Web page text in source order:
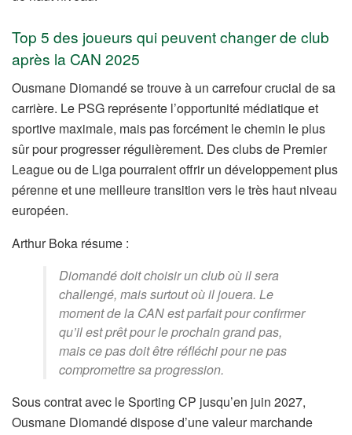
Top 5 des joueurs qui peuvent changer de club
après la CAN 2025
Ousmane Diomandé se trouve à un carrefour crucial de sa
carrière. Le PSG représente l’opportunité médiatique et
sportive maximale, mais pas forcément le chemin le plus
sûr pour progresser régulièrement. Des clubs de Premier
League ou de Liga pourraient offrir un développement plus
pérenne et une meilleure transition vers le très haut niveau
européen.
Arthur Boka résume :
Diomandé doit choisir un club où il sera
challengé, mais surtout où il jouera. Le
moment de la CAN est parfait pour confirmer
qu’il est prêt pour le prochain grand pas,
mais ce pas doit être réfléchi pour ne pas
compromettre sa progression.
Sous contrat avec le Sporting CP jusqu’en juin 2027,
Ousmane Diomandé dispose d’une valeur marchande